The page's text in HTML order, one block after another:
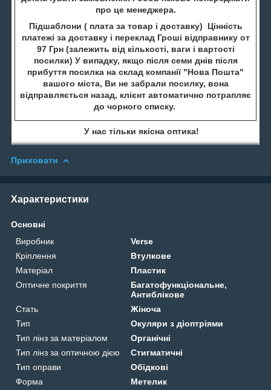
про це менеджера.
Підшаблони ( плата за товар і доставку) Цінність
платежі за доставку і переклад Гроші відправнику от
97 Грн (залежить від кількості, ваги і вартості
посилки) У випадку, якщо після семи днів після
прибуття посилка на склад компанії "Нова Пошта"
вашого міста, Ви не забрали посилку, вона
відправляється назад, клієнт автоматично потрапляє
до чорного списку.
У нас тільки якісна оптика!
Приховати
Характеристики
Основні
Виробник
Verse
Кріплення
Втулкове
Матеріал
Пластик
Оптичне покриття
Багатофункціональне,
Антиблікове
Стать
Жіноча
Тип
Окуляри з діоптріями
Тип лінз за матеріалом
Органічні
Тип лінз за оптичною дією
Стигматичні
Тип оправи
Обідкові
Форма
Метелик